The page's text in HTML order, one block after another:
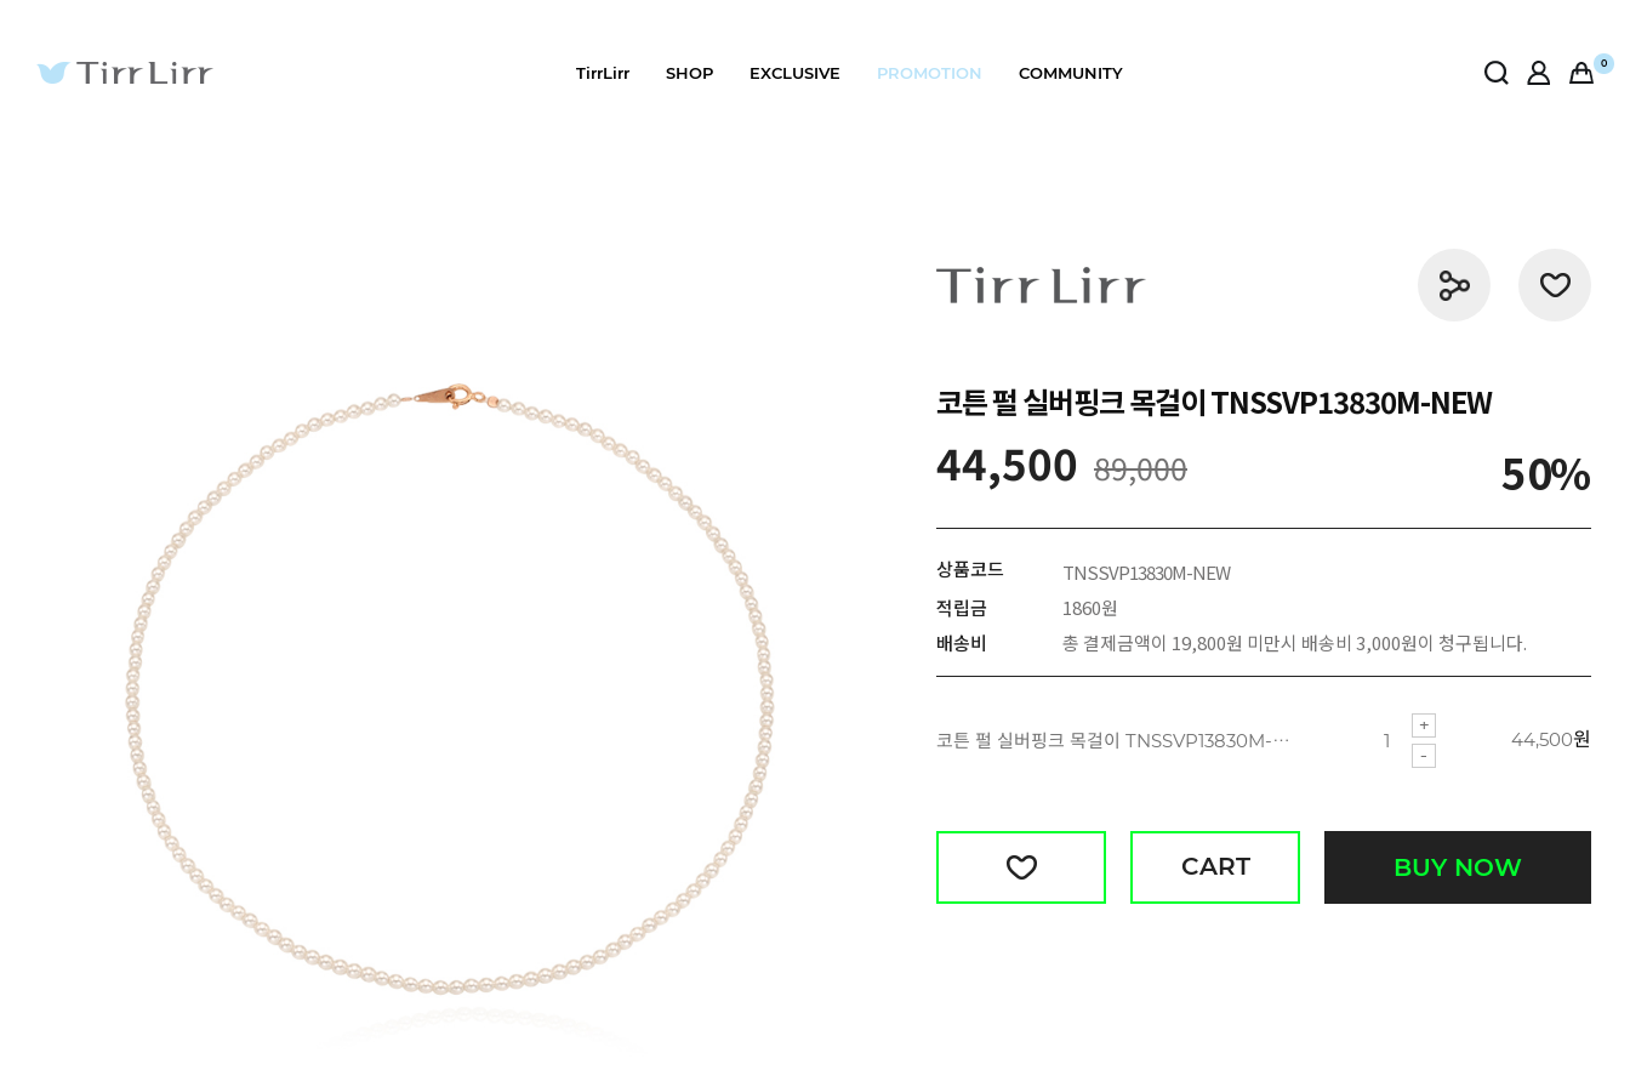
TirrLirr SHOP EXCLUSIVE PROMOTION COMMUNITY 0
코튼 펄 실버핑크 목걸이 TNSSVP13830M-NEW
44,500 89,000 50
상품코드
TNSSVP13830M-NEW
적립금
1860원
배송비
총 결제금액이 19,800원 미만시 배송비 3,000원이 청구됩니다.
코튼 펄 실버핑크 목걸이 TNSSVP13830M-NEW 44,500원
CART BUY NOW